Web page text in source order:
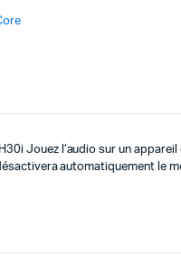
499د.م..
399د.م..
Jouez l’audio sur un
automatiquement le